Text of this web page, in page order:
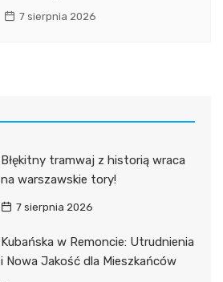
7 sierpnia 2026
Błękitny tramwaj z historią wraca
na warszawskie tory!
7 sierpnia 2026
Kubańska w Remoncie: Utrudnienia
i Nowa Jakość dla Mieszkańców